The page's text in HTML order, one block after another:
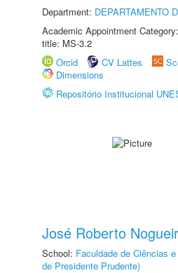
Department: DEPARTAMENTO
Academic Appointment
title: MS-3.2
Orcid
CV Lattes
Dimensions
Repositório Institucional
José Roberto
School: Faculdade de Ciências
de Presidente Prudente)